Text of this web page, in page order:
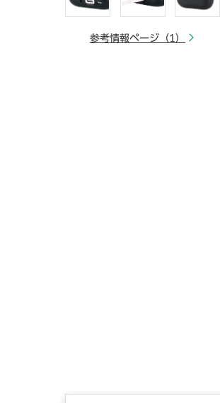
参考情報ページ（1）